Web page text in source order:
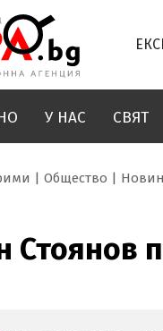
У НАС СВЯТ
Общество
Стоянов